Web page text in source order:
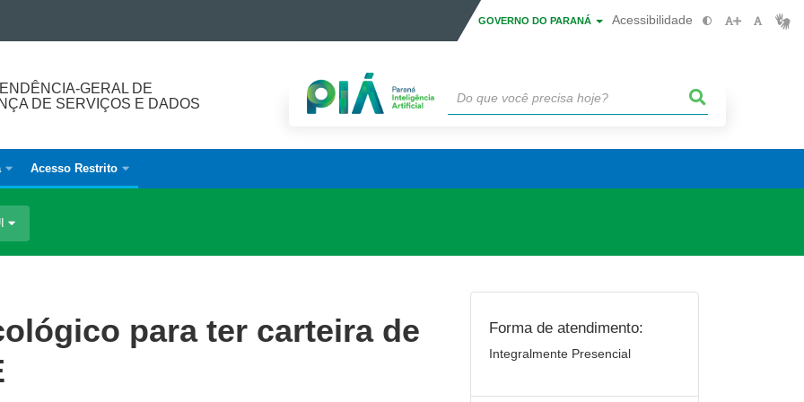
GOVERNO DO PARANÁ Acessibilidade
GERAL DE
DE SERVIÇOS E DADOS
Acesso Restrito
para ter carteira de
Forma de atendimento:
Integralmente Presencial